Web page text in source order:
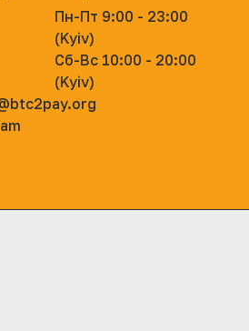
Пн-Пт 9:00 - 23:00
(Kyiv)
Сб-Вс 10:00 - 20:00
(Kyiv)